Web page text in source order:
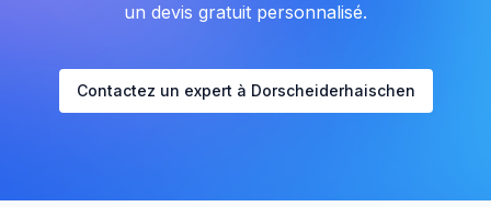
un devis gratuit personnalisé.
Contactez un expert à Dorscheiderhaischen